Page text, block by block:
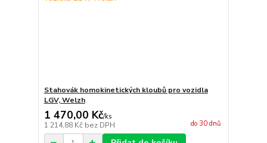
Stahovák homokinetických kloubů pro vozidla
LGV, Welzh
1 470,00 Kč/ks
1 214,88 Kč bez DPH do 30 dnů